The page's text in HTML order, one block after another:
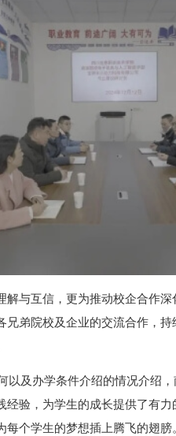
解与互信，更为推动校企合作
弟院校及企业的交流合作，
以及办学条件介绍的情况介绍
验，为学生的成长提供了有
个学生的梦想插上腾飞的翅